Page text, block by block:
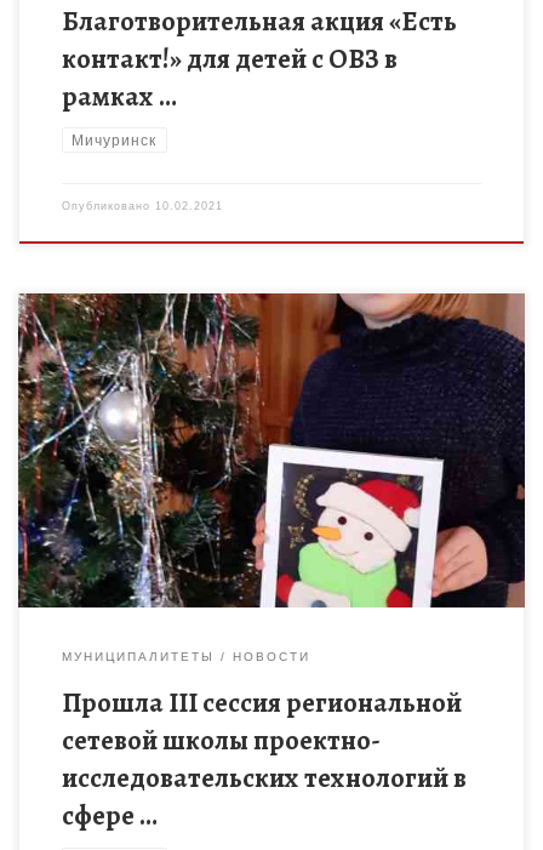
Благотворительная акция «Есть
контакт!» для детей с ОВЗ в
рамках …
Мичуринск
Опубликовано 10.02.2021
18 января в дистанционном формате, прошла III сессия
региональной сетевой школы проектно-исследовательских
технологий в сфере краеведения «Наследники традиций». В
рамках третьей сессии учащимся на выбор […]
МУНИЦИПАЛИТЕТЫ НОВОСТИ
Прошла III сессия региональной
сетевой школы проектно-
исследовательских технологий в
сфере …